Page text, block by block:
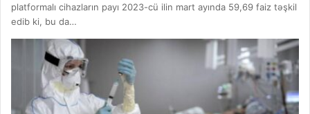
platformalı cihazların payı 2023-cü ilin mart ayında 59,69 faiz təşkil
edib ki, bu da…